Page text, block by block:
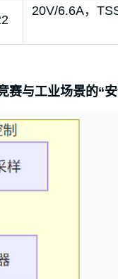
20V/6.6A，
与工业场景的“